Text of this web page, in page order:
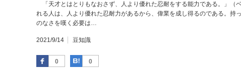
「天才とはとりもなおさず、人より優れた忍耐をする能力である。」（
れる人は、人より優れた忍耐力があるから、偉業を成し得るのである。持
のなさを嘆く必要は…
2021/9/14 豆知識
0
Facebook 0
はてなブックマーク